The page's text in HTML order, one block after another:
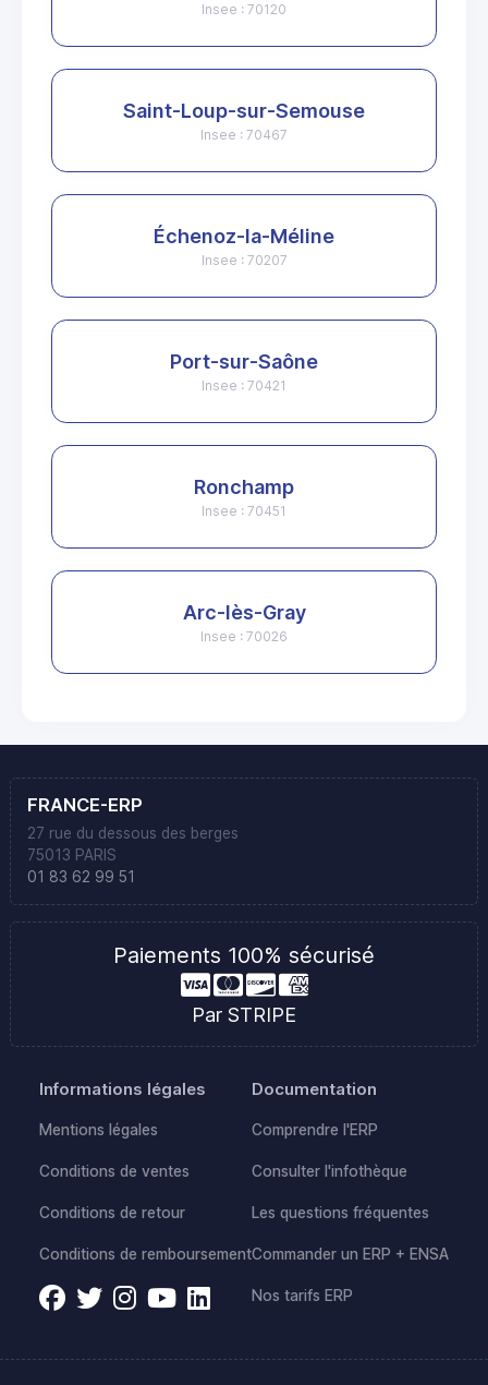
Insee : 70120
Saint-Loup-sur-Semouse
Insee : 70467
Échenoz-la-Méline
Insee : 70207
Port-sur-Saône
Insee : 70421
Ronchamp
Insee : 70451
Arc-lès-Gray
Insee : 70026
FRANCE-ERP
27 rue du dessous des berges
75013 PARIS
01 83 62 99 51
Paiements 100% sécurisé
Par STRIPE
Informations légales
Mentions légales
Conditions de ventes
Conditions de retour
Conditions de remboursement
Documentation
Comprendre l'ERP
Consulter l'infothèque
Les questions fréquentes
Commander un ERP + ENSA
Nos tarifs ERP